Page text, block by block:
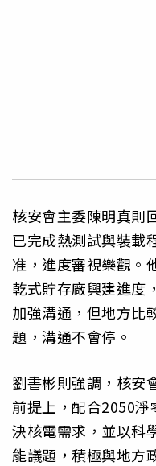
核安會主委陳明真則
已完成熱測試與裝載
准，進度審視樂觀。
乾式貯存廠興建進度
加強溝通，但地方比
題，溝通不會停。
劉書彬則強調，核安
前提上，配合2050
決核電需求，並以科
能議題，積極與地方